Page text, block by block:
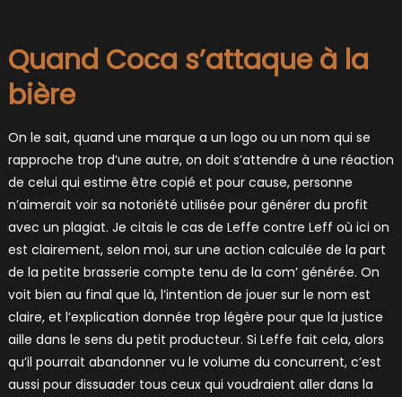
Quand Coca s’attaque à la
bière
On le sait, quand une marque a un logo ou un nom qui se
rapproche trop d’une autre, on doit s’attendre à une réaction
de celui qui estime être copié et pour cause, personne
n’aimerait voir sa notoriété utilisée pour générer du profit
avec un plagiat. Je citais le cas de Leffe contre Leff où ici on
est clairement, selon moi, sur une action calculée de la part
de la petite brasserie compte tenu de la com’ générée. On
voit bien au final que là, l’intention de jouer sur le nom est
claire, et l’explication donnée trop légère pour que la justice
aille dans le sens du petit producteur. Si Leffe fait cela, alors
qu’il pourrait abandonner vu le volume du concurrent, c’est
aussi pour dissuader tous ceux qui voudraient aller dans la